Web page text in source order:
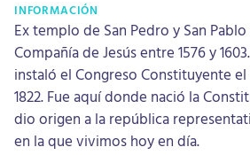
INFORMACIÓN
Ex templo de San Pedro y San
Compañía de Jesús entre 1576 y
instaló el Congreso Constituyente
1822. Fue aquí donde nació la
dio origen a la república
en la que vivimos hoy en día.